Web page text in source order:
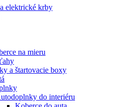
elektrické krby
na mieru
a štartovacie boxy
do interiéru